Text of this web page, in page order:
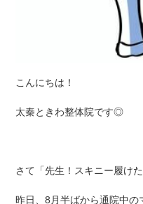
こんにちは！
太秦ときわ整体院です◎
さて「先生！スキニー履け
昨日、8月半ばから通院中の